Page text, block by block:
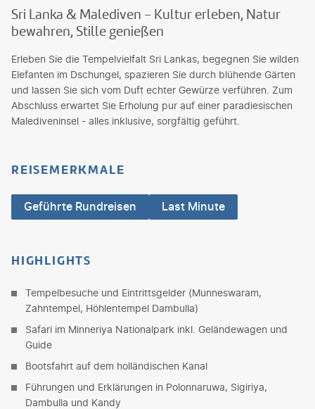
Sri Lanka & Malediven - Kultur erleben, Natur
bewahren, Stille genießen
Erleben Sie die Tempelvielfalt Sri Lankas, begegnen Sie wilden
Elefanten im Dschungel, spazieren Sie durch blühende Gärten
und lassen Sie sich vom Duft echter Gewürze verführen. Zum
Abschluss erwartet Sie Erholung pur auf einer paradiesischen
Malediveninsel - alles inklusive, sorgfältig geführt.
REISEMERKMALE
Geführte Rundreisen Last Minute
HIGHLIGHTS
Tempelbesuche und Eintrittsgelder (Munneswaram,
Zahntempel, Höhlentempel Dambulla)
Safari im Minneriya Nationalpark inkl. Geländewagen und
Guide
Bootsfahrt auf dem holländischen Kanal
Führungen und Erklärungen in Polonnaruwa, Sigiriya,
Dambulla und Kandy